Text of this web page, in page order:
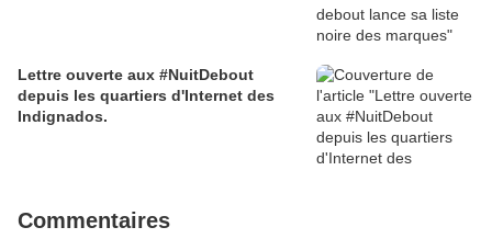
Lettre ouverte aux #NuitDebout
depuis les quartiers d'Internet des
Indignados.
Commentaires